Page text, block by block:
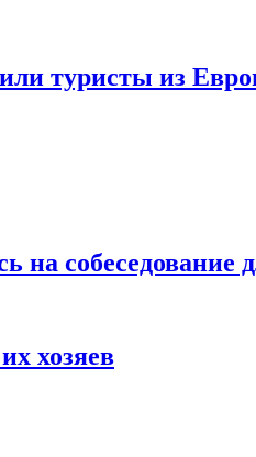
туристы из
собеседование
хозяев